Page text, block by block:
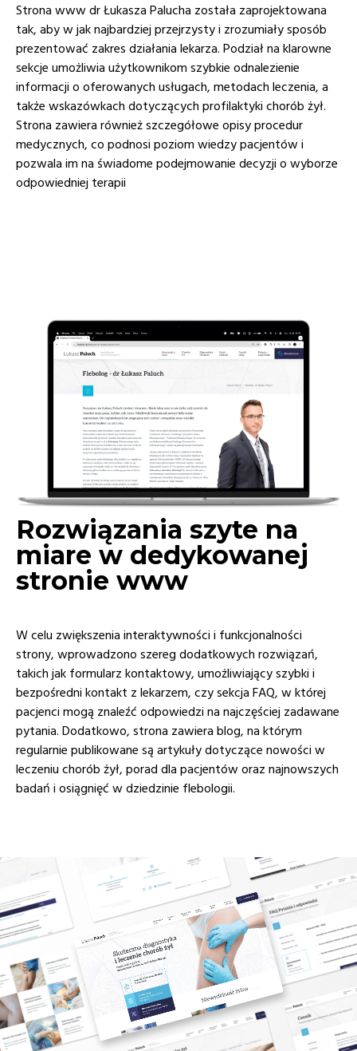
Strona www dr Łukasza Palucha została zaprojektowana
tak, aby w jak najbardziej przejrzysty i zrozumiały sposób
prezentować zakres działania lekarza. Podział na klarowne
sekcje umożliwia użytkownikom szybkie odnalezienie
informacji o oferowanych usługach, metodach leczenia, a
także wskazówkach dotyczących profilaktyki chorób żył.
Strona zawiera również szczegółowe opisy procedur
medycznych, co podnosi poziom wiedzy pacjentów i
pozwala im na świadome podejmowanie decyzji o wyborze
odpowiedniej terapii
Rozwiązania szyte na
miare w dedykowanej
stronie www
W celu zwiększenia interaktywności i funkcjonalności
strony, wprowadzono szereg dodatkowych rozwiązań,
takich jak formularz kontaktowy, umożliwiający szybki i
bezpośredni kontakt z lekarzem, czy sekcja FAQ, w której
pacjenci mogą znaleźć odpowiedzi na najczęściej zadawane
pytania. Dodatkowo, strona zawiera blog, na którym
regularnie publikowane są artykuły dotyczące nowości w
leczeniu chorób żył, porad dla pacjentów oraz najnowszych
badań i osiągnięć w dziedzinie flebologii.